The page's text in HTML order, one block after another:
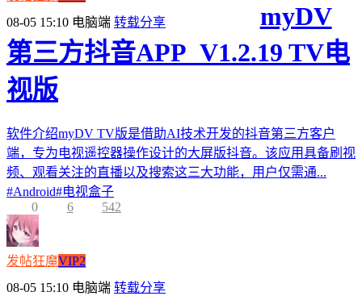
08-05 15:10 电脑端 转载分享
myDV
第三方抖音APP_V1.2.19 TV电
视版
软件介绍myDV TV版是借助AI技术开发的抖音第三方客户
端，专为电视遥控器操作设计的大屏版抖音。该应用具备刷视
频、观看关注的直播以及搜索这三大功能，用户仅需通...
#Android#电视盒子
0
6 542
发帖狂魔VIP2
08-05 15:10 电脑端 转载分享